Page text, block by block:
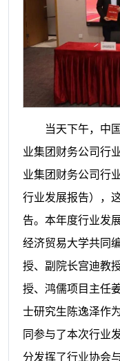
当天下午，中
业集团财务公司行
业集团财务公司行
行业发展报告），
告。本年度行业发
经济贸易大学共同
授、副院长宫迪教
授、鸿儒项目主任
士研究生陈逸泽作
同参与了本次行业
分发挥了行业协会